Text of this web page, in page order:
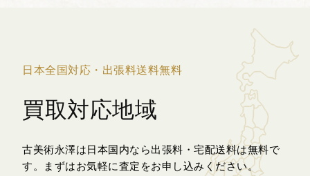
日本全国対応・出張料送料無料
買取対応地域
古美術永澤は日本国内なら出張料・宅配送料は無料で
す。
まずはお気軽に査定をお申し込みください。